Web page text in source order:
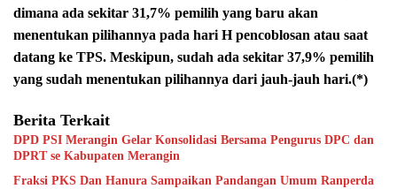
dimana ada sekitar 31,7% pemilih yang baru akan
menentukan pilihannya pada hari H pencoblosan atau saat
datang ke TPS. Meskipun, sudah ada sekitar 37,9% pemilih
yang sudah menentukan pilihannya dari jauh-jauh hari.(*)
Berita Terkait
DPD PSI Merangin Gelar Konsolidasi Bersama Pengurus DPC dan
DPRT se Kabupaten Merangin
Fraksi PKS Dan Hanura Sampaikan Pandangan Umum Ranperda